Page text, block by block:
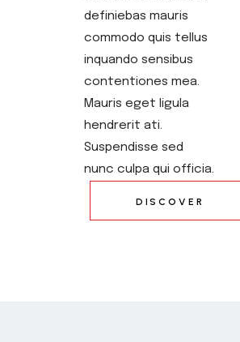
definiebas mauris
commodo quis tellus
inquando sensibus
contentiones mea.
Mauris eget ligula
hendrerit ati.
Suspendisse sed
nunc culpa qui officia.
DISCOVER